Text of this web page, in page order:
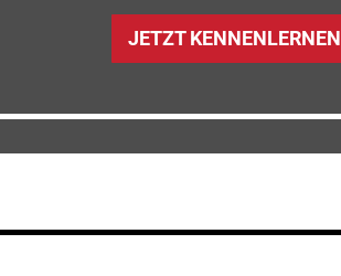
JETZT KENNENLERNEN